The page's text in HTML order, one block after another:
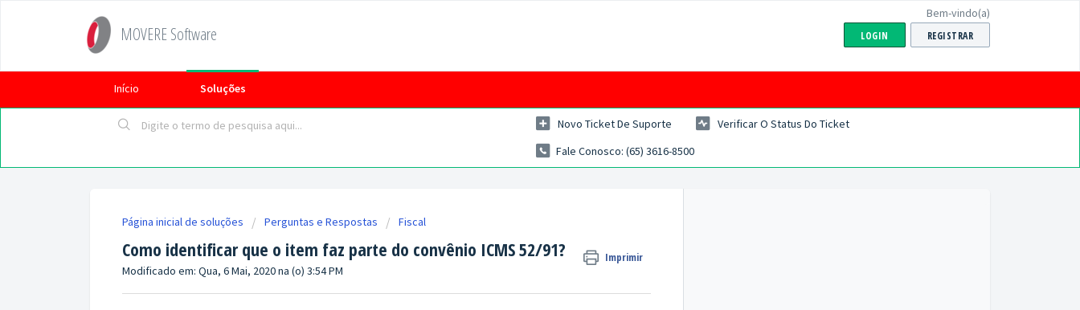
MOVERE Software
Bem-vindo(a)
LOGIN REGISTRAR
Início Soluções
Novo Ticket De Suporte
Verificar O Status Do Ticket
Fale Conosco: (65) 3616-8500
Página inicial de soluções Perguntas e Respostas Fiscal
Como identificar que o item faz parte do convênio ICMS 52/91?
Imprimir
Modificado em: Qua, 6 Mai, 2020 na (o) 3:54 PM